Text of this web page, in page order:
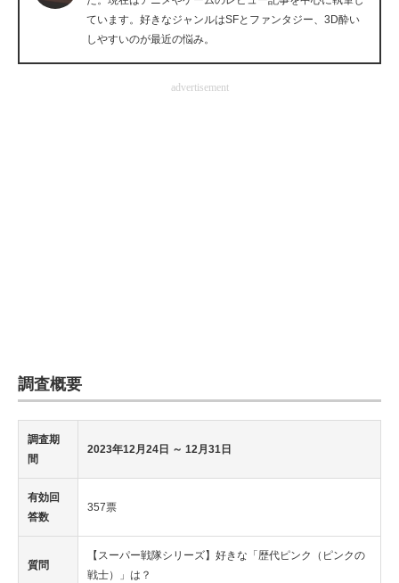
ちょっと気になるネットの話題
ています。好きなジャンルはSFとファンタジー、3D酔い
しやすいのが最近の悩み。
advertisement
調査概要
調査期
間
2023年12月24日 ～ 12月31日
有効回
答数
357票
質問
【スーパー戦隊シリーズ】好きな「歴代ピンク（ピンクの
戦士）」は？